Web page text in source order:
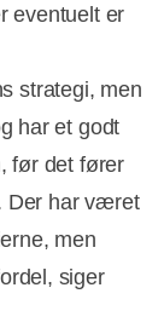
eventuelt er
strategi, men
har et godt
før det fører
Der har været
men
siger